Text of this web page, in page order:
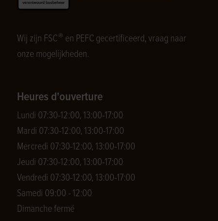
Wij zijn FSC® en PEFC gecertificeerd, vraag naar
onze mogelijkheden.
Heures d'ouverture
Lundi 07:30-12:00, 13:00-17:00
Mardi 07:30-12:00, 13:00-17:00
Mercredi 07:30-12:00, 13:00-17:00
Jeudi 07:30-12:00, 13:00-17:00
Vendredi 07:30-12:00, 13:00-17:00
Samedi 09:00 - 12:00
Dimanche fermé